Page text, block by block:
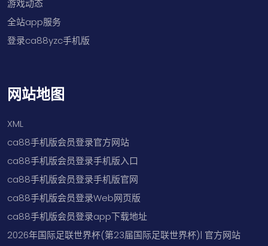
游戏动态
全站app服务
登录ca88yzc手机版
网站地图
XML
ca88手机版会员登录官方网站
ca88手机版会员登录手机版入口
ca88手机版会员登录手机版官网
ca88手机版会员登录Web网页版
ca88手机版会员登录app下载地址
2026年国际足联世界杯(第23届国际足联世界杯)| 官方网站